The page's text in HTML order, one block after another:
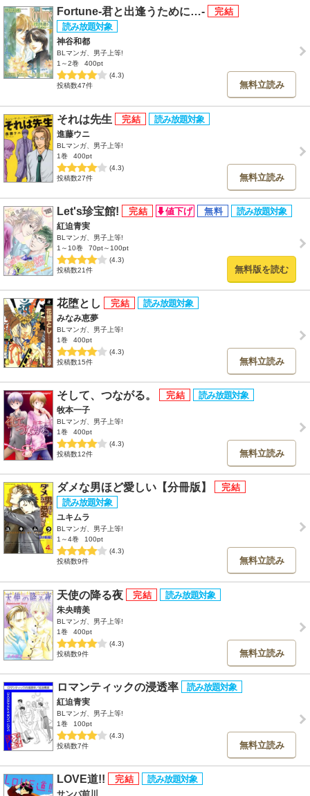
Fortune-君と出逢うために…-
神谷和都
BLマンガ、男子上等!
1～2巻
400pt
(4.3)
投稿数47件
無料立読み
それは先生
進藤ウニ
BLマンガ、男子上等!
1巻
400pt
(4.3)
投稿数27件
無料立読み
Let's珍宝館!
紅迫青実
BLマンガ、男子上等!
1～10巻
70pt～100pt
(4.3)
投稿数21件
無料版を読む
花堕とし
みなみ恵夢
BLマンガ、男子上等!
1巻
400pt
(4.3)
投稿数15件
無料立読み
そして、つながる。
牧本一子
BLマンガ、男子上等!
1巻
400pt
(4.3)
投稿数12件
無料立読み
ダメな男ほど愛しい【分冊版】
ユキムラ
BLマンガ、男子上等!
1～4巻
100pt
(4.3)
投稿数9件
無料立読み
天使の降る夜
朱央晴美
BLマンガ、男子上等!
1巻
400pt
(4.3)
投稿数9件
無料立読み
ロマンティックの浸透率
紅迫青実
BLマンガ、男子上等!
1巻
100pt
(4.3)
投稿数7件
無料立読み
LOVE道!!
サンバ前川